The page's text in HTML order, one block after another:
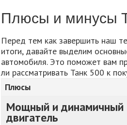
Плюсы и минусы
Перед тем как завершить наш
итоги, давайте выделим
автомобиля. Это поможет вам
ли рассматривать Танк 500 к
Плюсы
Мощный и динамичный
двигатель